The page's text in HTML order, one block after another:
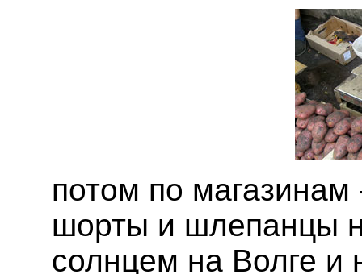
потом по магазинам
шорты и шлепанцы
солнцем на Волге